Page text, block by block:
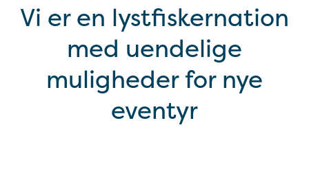
Vi er en lystfiskernation
med uendelige
muligheder for nye
eventyr